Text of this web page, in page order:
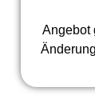
Angebot